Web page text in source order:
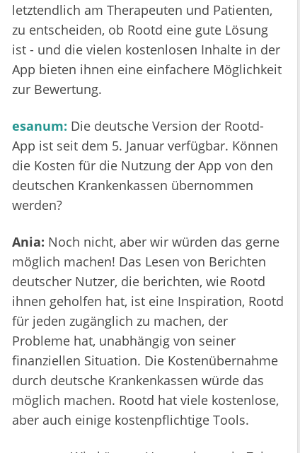
letztendlich am Therapeuten und Patienten,
zu entscheiden, ob Rootd eine gute Lösung
ist - und die vielen kostenlosen Inhalte in der
App bieten ihnen eine einfachere Möglichkeit
zur Bewertung.
esanum: Die deutsche Version der Rootd-
App ist seit dem 5. Januar verfügbar. Können
die Kosten für die Nutzung der App von den
deutschen Krankenkassen übernommen
werden?
Ania: Noch nicht, aber wir würden das gerne
möglich machen! Das Lesen von Berichten
deutscher Nutzer, die berichten, wie Rootd
ihnen geholfen hat, ist eine Inspiration, Rootd
für jeden zugänglich zu machen, der
Probleme hat, unabhängig von seiner
finanziellen Situation. Die Kostenübernahme
durch deutsche Krankenkassen würde das
möglich machen. Rootd hat viele kostenlose,
aber auch einige kostenpflichtige Tools.